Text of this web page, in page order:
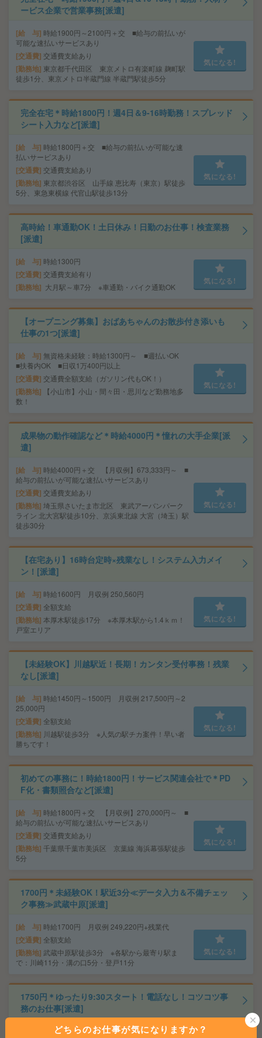
ービス企業で営業事務[派遣]
給 与 時給1900円～2100円＋交 ■給与の前払いが
可能な速払いサービスあり
交通費 交通費支給あり
勤務地 東京都千代田区 東京メトロ有楽町線 麹町駅
徒歩1分、東京メトロ半蔵門線 半蔵門駅徒歩5分
気になる!
完全在宅＊時給1800円！週4日＆9-16時勤務！スプレッド
シート入力など[派遣]
給 与 時給1800円＋交 ■給与の前払いが可能な速
払いサービスあり
交通費 交通費支給あり
勤務地 東京都渋谷区 山手線 恵比寿（東京）駅徒歩
5分、東急東横線 代官山駅徒歩13分
気になる!
高時給！車通勤OK！土日休み！日勤のお仕事！検査業務
[派遣]
給 与 時給1300円
交通費 交通費支給有り
勤務地 大月駅～車7分 ※車通勤・バイク通勤OK
気になる!
【オープニング募集】おばあちゃんのお散歩付き添いも
仕事の1つ[派遣]
給 与 無資格未経験：時給1300円～ ■週払いOK
■扶養内OK ■日収1万400円以上
交通費 交通費全額支給（ガソリン代もOK！）
勤務地
【小山市】小山・間々田・思川など勤務地多
数！
気になる!
成果物の動作確認など＊時給4000円＊憧れの大手企業[派
遣]
給 与 時給4000円＋交 【月収例】673,333円～ ■
給与の前払いが可能な速払いサービスあり
交通費 交通費支給あり
勤務地 埼玉県さいたま市北区 東武アーバンパーク
ライン 北大宮駅徒歩10分、京浜東北線 大宮（埼玉）駅
徒歩30分
気になる!
【在宅あり】16時台定時×残業なし！システム入力メイ
ン！[派遣]
給 与 時給1600円 月収例 250,560円
交通費 全額支給
勤務地 本厚木駅徒歩17分 ※本厚木駅から1.4ｋｍ！
戸室エリア
気になる!
【未経験OK】川越駅近！長期！カンタン受付事務！残業
なし[派遣]
給 与 時給1450円～1500円 月収例 217,500円～2
25,000円
交通費 全額支給
勤務地 川越駅徒歩3分 ※人気の駅チカ案件！早い者
勝ちです！
気になる!
初めての事務に！時給1800円！サービス関連会社で＊PD
F化・書類照合など[派遣]
給 与 時給1800円＋交 【月収例】270,000円～ ■
給与の前払いが可能な速払いサービスあり
交通費 交通費支給あり
勤務地 千葉県千葉市美浜区 京葉線 海浜幕張駅徒歩
5分
気になる!
1700円＊未経験OK！駅近3分≪データ入力＆不備チェッ
ク事務≫武蔵中原[派遣]
給 与 時給1700円 月収例 249,220円+残業代
交通費 全額支給
勤務地 武蔵中原駅徒歩3分 ※各駅から最寄り駅ま
で：川崎11分・溝の口5分・登戸11分
気になる!
1750円＊ゆったり9:30スタート！電話なし！コツコツ事
務のお仕事[派遣]
時給1750円 月収例 275,625円
どちらのお仕事が気になりますか？